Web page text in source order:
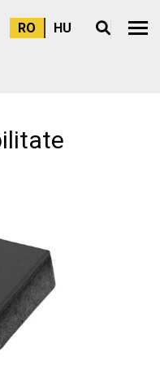
RO HU Meniu